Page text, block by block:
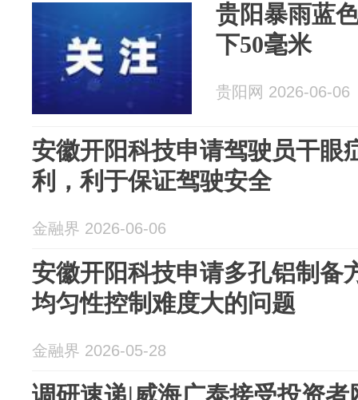
贵阳暴雨蓝
下50毫米
贵阳网 2026-06-06
安徽开阳科技申请驾驶员干眼
利，利于保证驾驶安全
金融界 2026-06-06
安徽开阳科技申请多孔铝制备
均匀性控制难度大的问题
金融界 2026-05-28